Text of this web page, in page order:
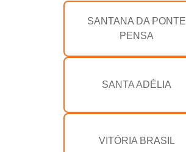
SANTANA DA PONTE
PENSA
SANTA ADÉLIA
VITÓRIA BRASIL